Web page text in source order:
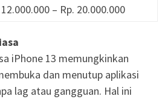
– Rp. 20.000.000
iPhone 13 memungkinkan
dan menutup aplikasi
lag atau gangguan. Hal ini